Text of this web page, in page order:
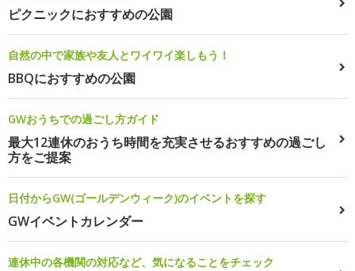
ピクニックにおすすめの公園
自然の中で家族や友人とワイワイ楽しもう！
BBQにおすすめの公園
GWおうちでの過ごし方ガイド
最大12連休のおうち時間を充実させるおすすめの過ごし
方をご提案
日付からGW(ゴールデンウィーク)のイベントを探す
GWイベントカレンダー
連休中の各機関の対応など、気になることをチェック